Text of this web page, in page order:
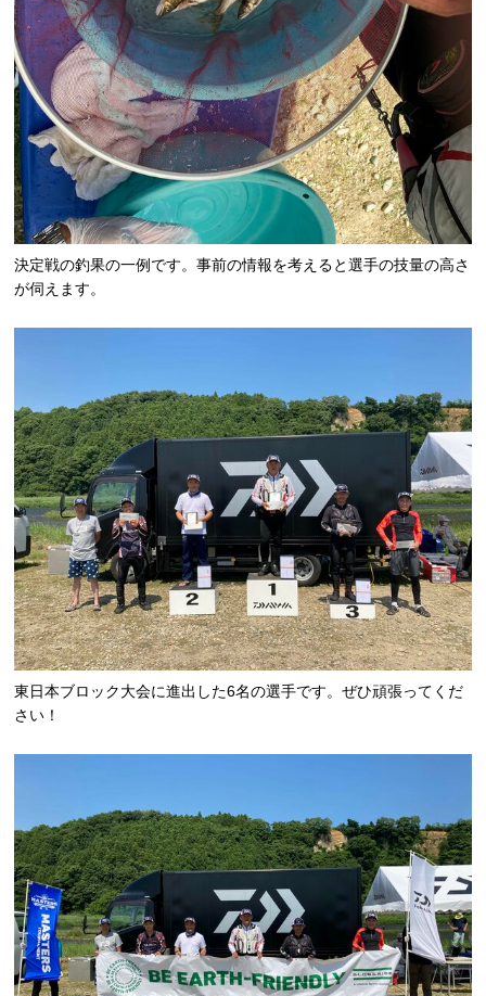
決定戦の釣果の一例です。事前の情報を考えると選手の技量の高さ
が伺えます。
東日本ブロック大会に進出した6名の選手です。ぜひ頑張ってくだ
さい！